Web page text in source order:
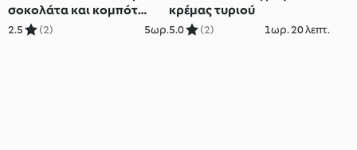
σοκολάτα και κομπότ
κερασιού
2.5 (2) 5ωρ.
κρέμας τυριού
5.0 (2) 1ωρ. 20 λεπτ.